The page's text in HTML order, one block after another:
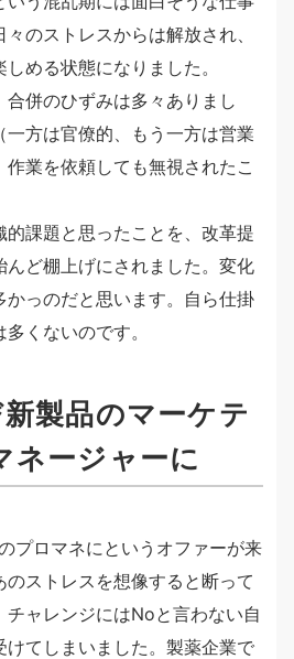
のストレスからは解放され、
める状態になりました。
併のひずみは多々ありまし
一方は官僚的、もう一方は営業
業を依頼しても無視されたこ
的課題と思ったことを、改革提
んど棚上げにされました。変化
かっのだと思います。自ら仕掛
くないのです。
製品のマーケテ
ネージャーに
プロマネにというオファーが来
のストレスを想像すると断って
チャレンジにはNoと言わない自
けてしまいました。製薬企業で